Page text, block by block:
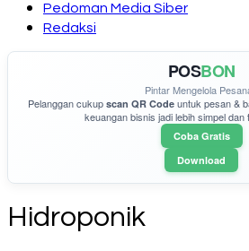
Pedoman Media Siber
Redaksi
POSBON
Pintar Mengelola
Pelanggan cukup scan QR Codeuntuk pesan &
keuangan bisnis jadi lebih simpel dan
Coba Gratis
Download
Hidroponik